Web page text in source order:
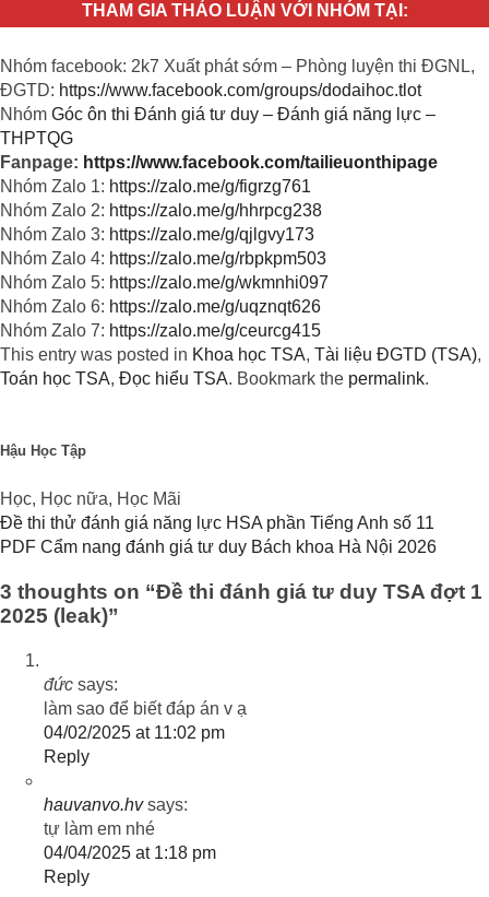
THAM GIA THẢO LUẬN VỚI NHÓM TẠI:
Nhóm facebook: 2k7 Xuất phát sớm – Phòng luyện thi ĐGNL,
ĐGTD: https://www.facebook.com/groups/dodaihoc.tlot
Nhóm Góc ôn thi Đánh giá tư duy – Đánh giá năng lực –
THPTQG
Fanpage: https://www.facebook.com/tailieuonthipage
Nhóm Zalo 1: https://zalo.me/g/figrzg761
Nhóm Zalo 2: https://zalo.me/g/hhrpcg238
Nhóm Zalo 3: https://zalo.me/g/qjlgvy173
Nhóm Zalo 4: https://zalo.me/g/rbpkpm503
Nhóm Zalo 5: https://zalo.me/g/wkmnhi097
Nhóm Zalo 6: https://zalo.me/g/uqznqt626
Nhóm Zalo 7: https://zalo.me/g/ceurcg415
This entry was posted in Khoa học TSA, Tài liệu ĐGTD (TSA),
Toán học TSA, Đọc hiểu TSA. Bookmark the permalink.
Hậu Học Tập
Học, Học nữa, Học Mãi
Đề thi thử đánh giá năng lực HSA phần Tiếng Anh số 11
PDF Cẩm nang đánh giá tư duy Bách khoa Hà Nội 2026
3 thoughts on “Đề thi đánh giá tư duy TSA đợt 1
2025 (leak)”
đức says:
làm sao để biết đáp án v ạ
04/02/2025 at 11:02 pm
Reply
hauvanvo.hv says:
tự làm em nhé
04/04/2025 at 1:18 pm
Reply